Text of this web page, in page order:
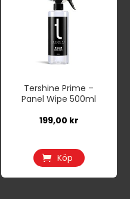
Tershine Prime –
Panel Wipe 500ml
199,00 kr
Köp